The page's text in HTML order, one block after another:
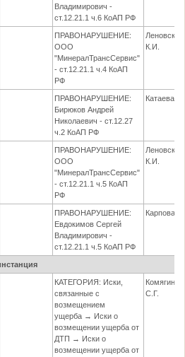
Владимирович -
ст.12.21.1 ч.6 КоАП РФ
ПРАВОНАРУШЕНИЕ:
ООО
"МинералТрансСервис"
- ст.12.21.1 ч.4 КоАП
РФ
Леновская
К.И.
ПРАВОНАРУШЕНИЕ:
Бирюков Андрей
Николаевич - ст.12.27
ч.2 КоАП РФ
Катаева
ПРАВОНАРУШЕНИЕ:
ООО
"МинералТрансСервис"
- ст.12.21.1 ч.5 КоАП
РФ
Леновская
К.И.
ПРАВОНАРУШЕНИЕ:
Евдокимов Сергей
Владимирович -
ст.12.21.1 ч.5 КоАП РФ
Карпова
КАТЕГОРИЯ: Иски,
связанные с
возмещением
ущерба → Иски о
возмещении ущерба от
ДТП → Иски о
возмещении ущерба от
Комягина
С.Г.